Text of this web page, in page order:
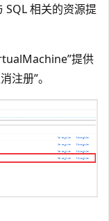
SQL 相关的资源提
提供
注册”。